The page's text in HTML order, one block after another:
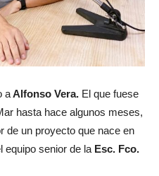
aAlfonso Vera. El que fuese
hasta hace algunos meses,
de un proyecto que nace en
equipo senior de la Esc. Fco.